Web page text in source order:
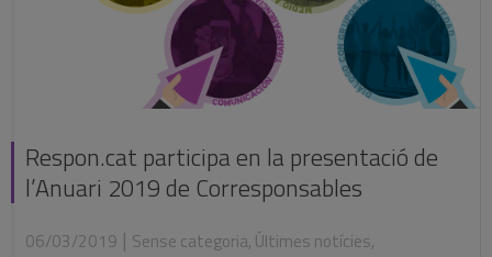
Respon.cat participa en la presentació de
l’Anuari 2019 de Corresponsables
06/03/2019 | Sense categoria, Últimes notícies,